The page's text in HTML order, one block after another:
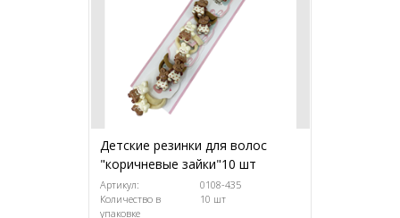
Детские резинки для волос
"коричневые зайки"10 шт
Артикул:
0108-435
Количество в
упаковке
10 шт